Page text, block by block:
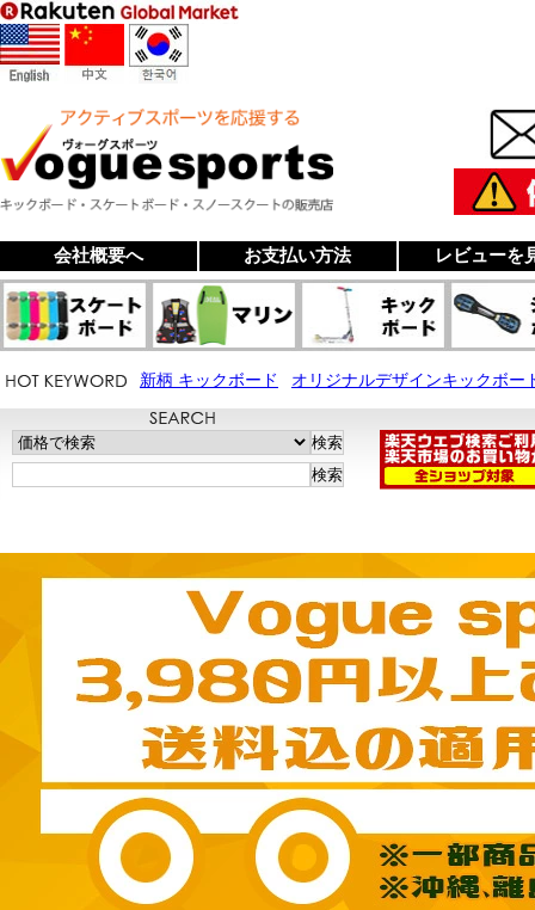
会社概要へ お支払い方法 レビューを
新柄 キックボード オリジナルデザインキックボー